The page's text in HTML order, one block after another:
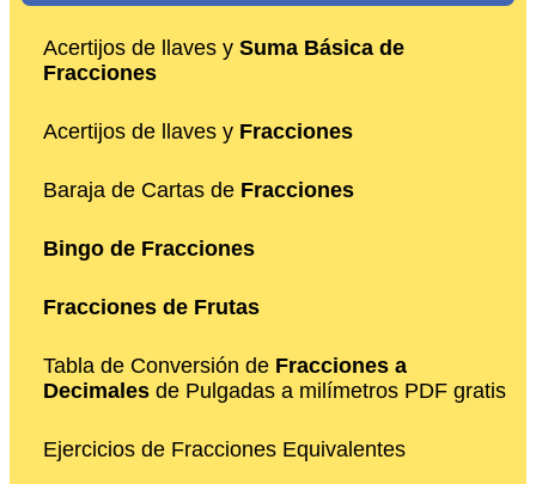
Acertijos de llaves y Suma Básica de
Fracciones
Acertijos de llaves y Fracciones
Baraja de Cartas de Fracciones
Bingo de Fracciones
Fracciones de Frutas
Tabla de Conversión de Fracciones a
Decimales de Pulgadas a milímetros PDF gratis
Ejercicios de Fracciones Equivalentes